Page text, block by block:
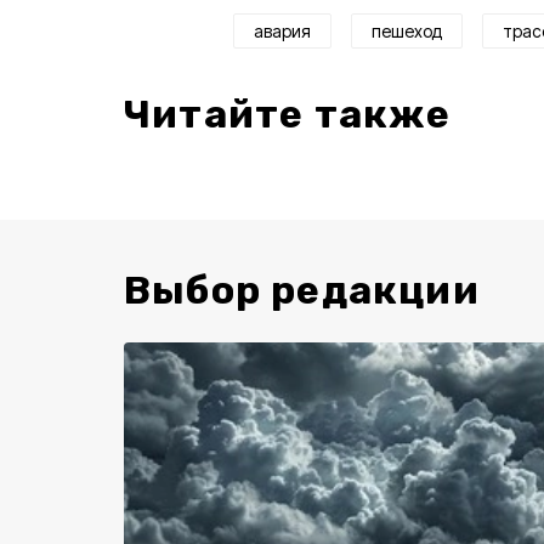
авария пешеход
Читайте также
Выбор редакции